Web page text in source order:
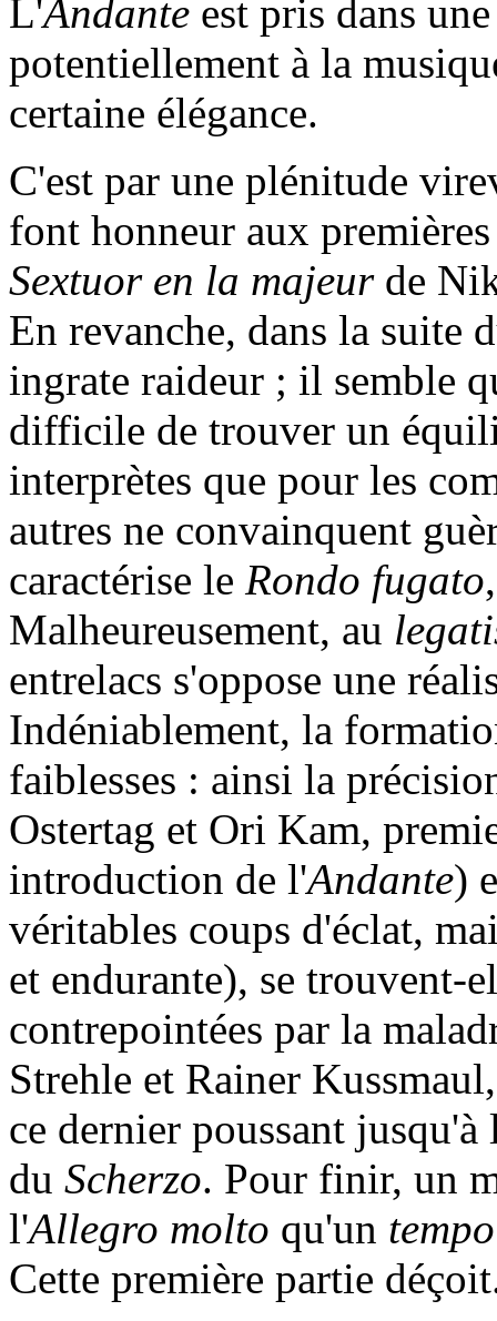
L'Andante est pris dans
potentiellement à la
certaine élégance.
C'est par une plénitude
font honneur aux
Sextuor en la majeur de
En revanche, dans la suite
ingrate raideur ; il semble
difficile de trouver un
interprètes que pour les
autres ne convainquent
caractérise le Rondo fugato
Malheureusement, au
entrelacs s'oppose une
Indéniablement, la
faiblesses : ainsi la
Ostertag et Ori Kam,
introduction de l'Andante)
véritables coups d'éclat,
et endurante), se trouvent-
contrepointées par la
Strehle et Rainer
ce dernier poussant
du Scherzo. Pour finir, un
l'Allegro molto qu'un tempo
Cette première partie